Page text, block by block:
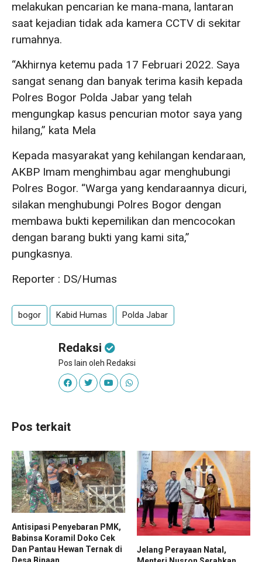
melakukan pencarian ke mana-mana, lantaran
saat kejadian tidak ada kamera CCTV di sekitar
rumahnya.
“Akhirnya ketemu pada 17 Februari 2022. Saya
sangat senang dan banyak terima kasih kepada
Polres Bogor Polda Jabar yang telah
mengungkap kasus pencurian motor saya yang
hilang,” kata Mela
Kepada masyarakat yang kehilangan kendaraan,
AKBP Imam menghimbau agar menghubungi
Polres Bogor. “Warga yang kendaraannya dicuri,
silakan menghubungi Polres Bogor dengan
membawa bukti kepemilikan dan mencocokan
dengan barang bukti yang kami sita,”
pungkasnya.
Reporter : DS/Humas
bogor Kabid Humas Polda Jabar
Redaksi
Pos lain oleh Redaksi
Pos terkait
Antisipasi Penyebaran PMK,
Babinsa Koramil Doko Cek
Dan Pantau Hewan Ternak di
Jelang Perayaan Natal,